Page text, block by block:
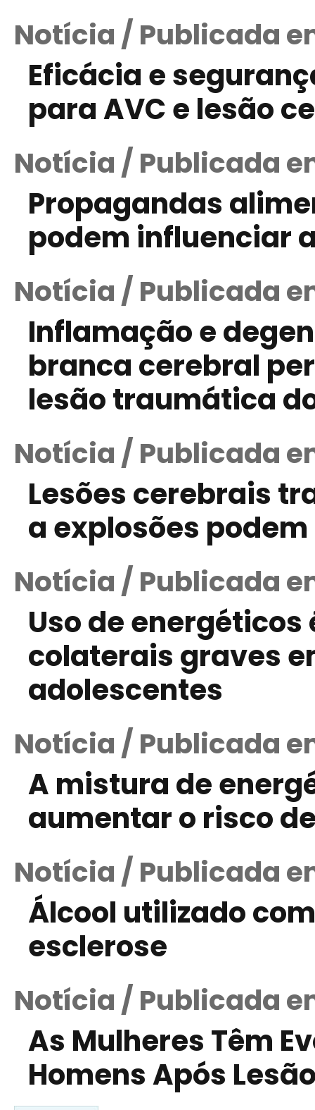
Notícia / Publicada
Eficácia e
para AVC e lesão
Notícia / Publicada
Propagandas
podem influenciar
Notícia / Publicada
Inflamação e
branca cerebral
lesão traumática
Notícia / Publicada
Lesões cerebrais
a explosões
Notícia / Publicada
Uso de
colaterais graves
adolescentes
Notícia / Publicada
A mistura de
aumentar o risco
Notícia / Publicada
Álcool utilizado
esclerose
Notícia / Publicada
As Mulheres Têm
Homens Após